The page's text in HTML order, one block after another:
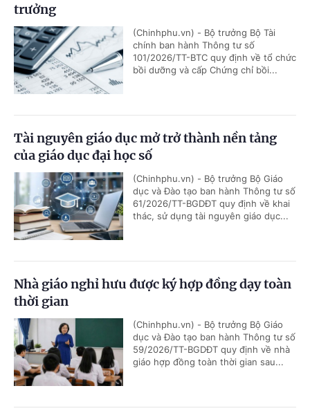
trưởng
(Chinhphu.vn) - Bộ trưởng Bộ Tài
chính ban hành Thông tư số
101/2026/TT-BTC quy định về tổ chức
bồi dưỡng và cấp Chứng chỉ bồi...
Tài nguyên giáo dục mở trở thành nền tảng
của giáo dục đại học số
(Chinhphu.vn) - Bộ trưởng Bộ Giáo
dục và Đào tạo ban hành Thông tư số
61/2026/TT-BGDĐT quy định về khai
thác, sử dụng tài nguyên giáo dục...
Nhà giáo nghỉ hưu được ký hợp đồng dạy toàn
thời gian
(Chinhphu.vn) - Bộ trưởng Bộ Giáo
dục và Đào tạo ban hành Thông tư số
59/2026/TT-BGDĐT quy định về nhà
giáo hợp đồng toàn thời gian sau...